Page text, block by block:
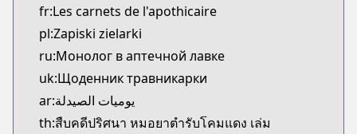
Book☆Walker
Book☆Walker
https://bookwalker.jp/series/130765/list
Official English
https://global.manga-up.com/manga/164
Official Site
fr:Les carnets de l'apothicaire
pl:Zapiski zielarki
ru:Монолог в аптечной лавке
uk:Щоденник травникарки
ar:يوميات الصيدلة
th:สืบคดีปริศนา หมอยาตำรับโคมแดง เล่ม